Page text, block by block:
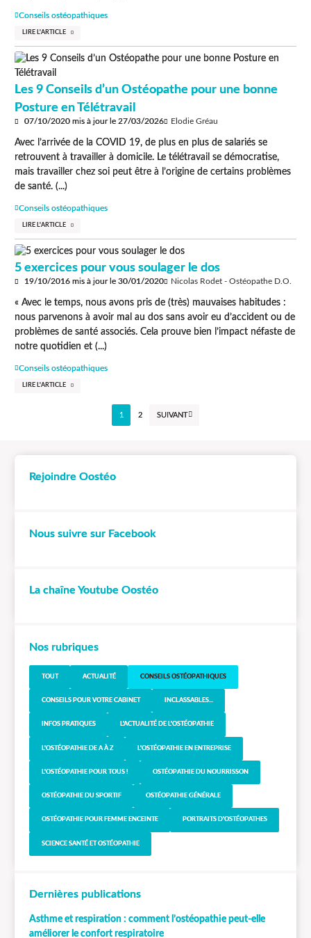
Conseils ostéopathiques
LIRE L'ARTICLE
Les 9 Conseils d’un Ostéopathe pour une bonne
Posture en Télétravail
07/10/2020mis à jour le 27/03/2026 Elodie Gréau
Avec l’arrivée de la COVID 19, de plus en plus de salariés se
retrouvent à travailler à domicile. Le télétravail se démocratise,
mais travailler chez soi peut être à l’origine de certains problèmes
de santé. (...)
Conseils ostéopathiques
LIRE L'ARTICLE
5 exercices pour vous soulager le dos
19/10/2016mis à jour le 30/01/2020 Nicolas Rodet - Ostéopathe D.O.
« Avec le temps, nous avons pris de (très) mauvaises habitudes :
nous parvenons à avoir mal au dos sans avoir eu d’accident ou de
problèmes de santé associés. Cela prouve bien l’impact néfaste de
notre quotidien et (...)
Conseils ostéopathiques
LIRE L'ARTICLE
1 2 SUIVANT
Rejoindre Oostéo
Nous suivre sur Facebook
La chaîne Youtube Oostéo
Nos rubriques
TOUT ACTUALITÉ CONSEILS OSTÉOPATHIQUES
CONSEILS POUR VOTRE CABINET INCLASSABLES...
INFOS PRATIQUES L'ACTUALITÉ DE L'OSTÉOPATHIE
L'OSTÉOPATHIE DE A À Z L'OSTÉOPATHIE EN ENTREPRISE
L'OSTÉOPATHIE POUR TOUS ! OSTÉOPATHIE DU NOURRISSON
OSTÉOPATHIE DU SPORTIF OSTÉOPATHIE GÉNÉRALE
OSTÉOPATHIE POUR FEMME ENCEINTE PORTRAITS D'OSTÉOPATHES
SCIENCE SANTÉ ET OSTÉOPATHIE
Dernières publications
Asthme et respiration : comment l’ostéopathie peut-elle
améliorer le confort respiratoire